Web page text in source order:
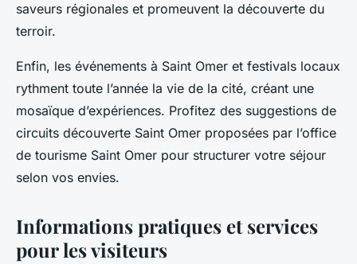
saveurs régionales et promeuvent la découverte du
terroir.
Enfin, les événements à Saint Omer et festivals locaux
rythment toute l’année la vie de la cité, créant une
mosaïque d’expériences. Profitez des suggestions de
circuits découverte Saint Omer proposées par l’office
de tourisme Saint Omer pour structurer votre séjour
selon vos envies.
Informations pratiques et services
pour les visiteurs